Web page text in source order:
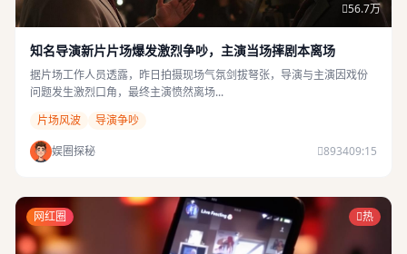
56.7万
知名导演新片片场爆发激烈争吵，主演当场摔剧本离场
据片场工作人员透露，昨日拍摄现场气氛剑拔弩张，导演与主演因戏份
问题发生激烈口角，最终主演愤然离场...
片场风波
导演争吵
娱圈探秘
893409:15
网红圈 热